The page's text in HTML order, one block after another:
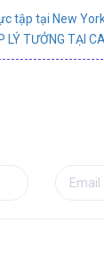
tập tại New
LÝ TƯỞNG TẠI